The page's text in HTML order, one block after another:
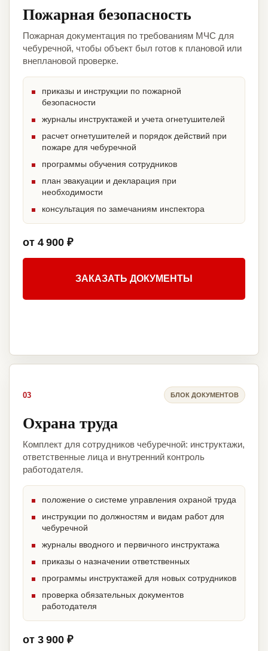
Пожарная безопасность
Пожарная документация по требованиям МЧС для
чебуречной, чтобы объект был готов к плановой или
внеплановой проверке.
приказы и инструкции по пожарной
безопасности
журналы инструктажей и учета огнетушителей
расчет огнетушителей и порядок действий при
пожаре для чебуречной
программы обучения сотрудников
план эвакуации и декларация при
необходимости
консультация по замечаниям инспектора
от 4 900 ₽
ЗАКАЗАТЬ ДОКУМЕНТЫ
03 БЛОК ДОКУМЕНТОВ
Охрана труда
Комплект для сотрудников чебуречной: инструктажи,
ответственные лица и внутренний контроль
работодателя.
положение о системе управления охраной труда
инструкции по должностям и видам работ для
чебуречной
журналы вводного и первичного инструктажа
приказы о назначении ответственных
программы инструктажей для новых сотрудников
проверка обязательных документов
работодателя
от 3 900 ₽